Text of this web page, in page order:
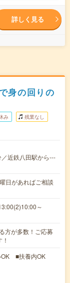
詳しく見る
身の回りの
み 残業なし
近鉄八田駅から---
日があればご相談
～
方が多数！ご応募
OK ■扶養内OK